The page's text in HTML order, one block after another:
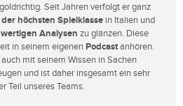
Seit Jahren verfolgt er ganz
höchsten Spielklasse in Italien und
Analysen zu glänzen. Diese
in seinem eigenen Podcastanhören.
mit seinem Wissen in Sachen
und ist daher insgesamt ein sehr
Teil unseres Teams.